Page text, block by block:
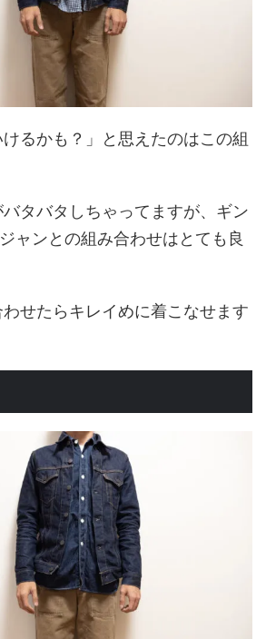
けるかも？」と思えたのはこの組
タバタしちゃってますが、ギン
ャンとの組み合わせはとても良
せたらキレイめに着こなせます